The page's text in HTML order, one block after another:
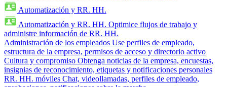
Automatización y RR. HH.
Automatización y RR. HH. Optimice flujos de trabajo y
administre información de RR. HH.
Administración de los empleados Use perfiles de empleado,
estructura de la empresa, permisos de acceso y directorio activo
Cultura y compromiso Obtenga noticias de la empresa, encuestas,
insignias de reconocimiento, etiquetas y notificaciones personales
RR. HH. móviles Chat, videollamadas, perfiles de empleado,